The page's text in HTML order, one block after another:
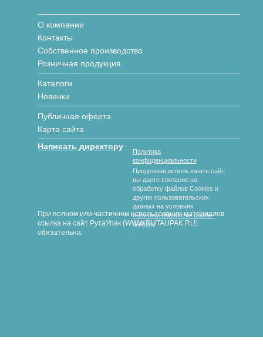
О компании
Контакты
Собственное производство
Розничная продукция
Каталоги
Новинки
Публичная оферта
Карта сайта
Написать директору
При полном или частичном использовании материалов
ссылка на сайт РутаУпак (WWW.RUTAUPAK.RU)
обязательна.
Политика
конфиденциальности
Продолжая использовать сайт,
вы даете согласие на
обработку файлов Cookies и
других пользовательских
данных на условиях
политики обработки cookie-
файлов